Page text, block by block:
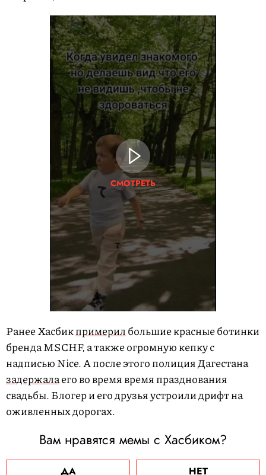
СМОТРЕТЬ
Ранее Хасбикпримерилбольшие красные ботинки
бренда MSCHF, а также огромную кепку с
надписью Nice. А после этого полиция Дагестана
задержалаего во время время празднования
свадьбы. Блогер и его друзья устроили дрифт на
оживленных дорогах.
Вам нравятся мемы с Хасбиком?
ДА НЕТ